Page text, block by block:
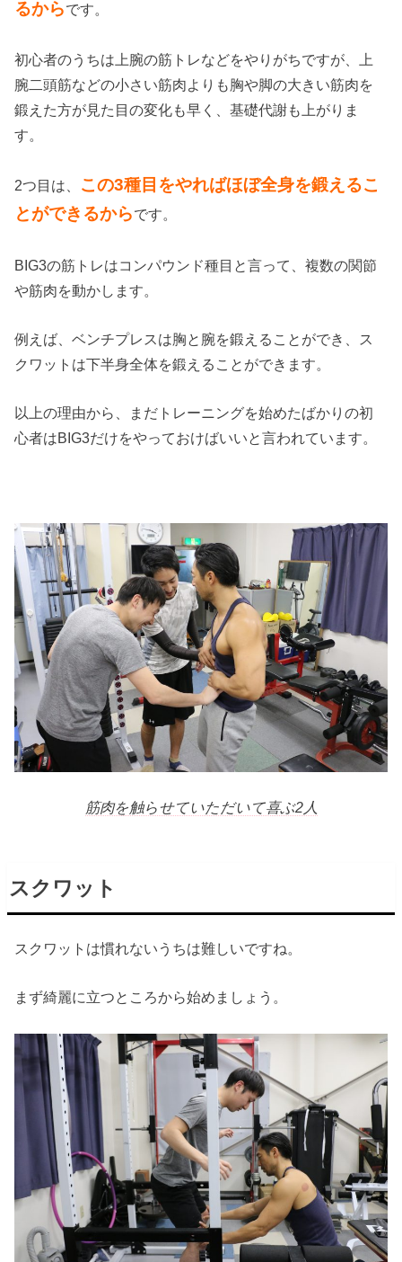
るからです。
初心者のうちは上腕の筋トレなどをやりがちですが、上
腕二頭筋などの小さい筋肉よりも胸や脚の大きい筋肉を
鍛えた方が見た目の変化も早く、基礎代謝も上がりま
す。
2つ目は、 この3種目をやればほぼ全身を鍛えるこ
とができるからです。
BIG3の筋トレはコンパウンド種目と言って、複数の関節
や筋肉を動かします。
例えば、ベンチプレスは胸と腕を鍛えることができ、ス
クワットは下半身全体を鍛えることができます。
以上の理由から、まだトレーニングを始めたばかりの初
心者はBIG3だけをやっておけばいいと言われています。
筋肉を触らせていただいて喜ぶ2人
スクワット
スクワットは慣れないうちは難しいですね。
まず綺麗に立つところから始めましょう。